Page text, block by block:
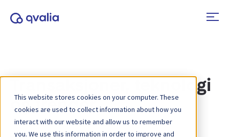
This website stores cookies on your computer. These
cookies are used to collect information about how you
interact with our website and allow us to remember
you. We use this information in order to improve and
Transaksjoner, teknologi
og trender